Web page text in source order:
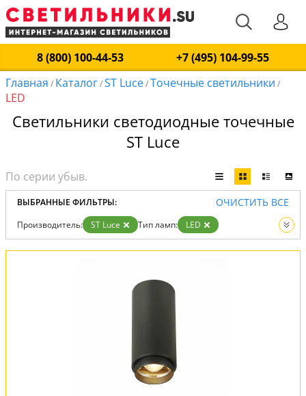
8 (800) 100-44-53
+7 (495) 104-99-55
Главная / Каталог/ST Luce/Точечные светильники /
LED
Светильники светодиодные точечные
ST Luce
ВЫБРАННЫЕ ФИЛЬТРЫ: ОЧИСТИТЬ ВСЕ
Производитель: ST Luce Тип ламп:
LED
Вид:
Точечные светильники